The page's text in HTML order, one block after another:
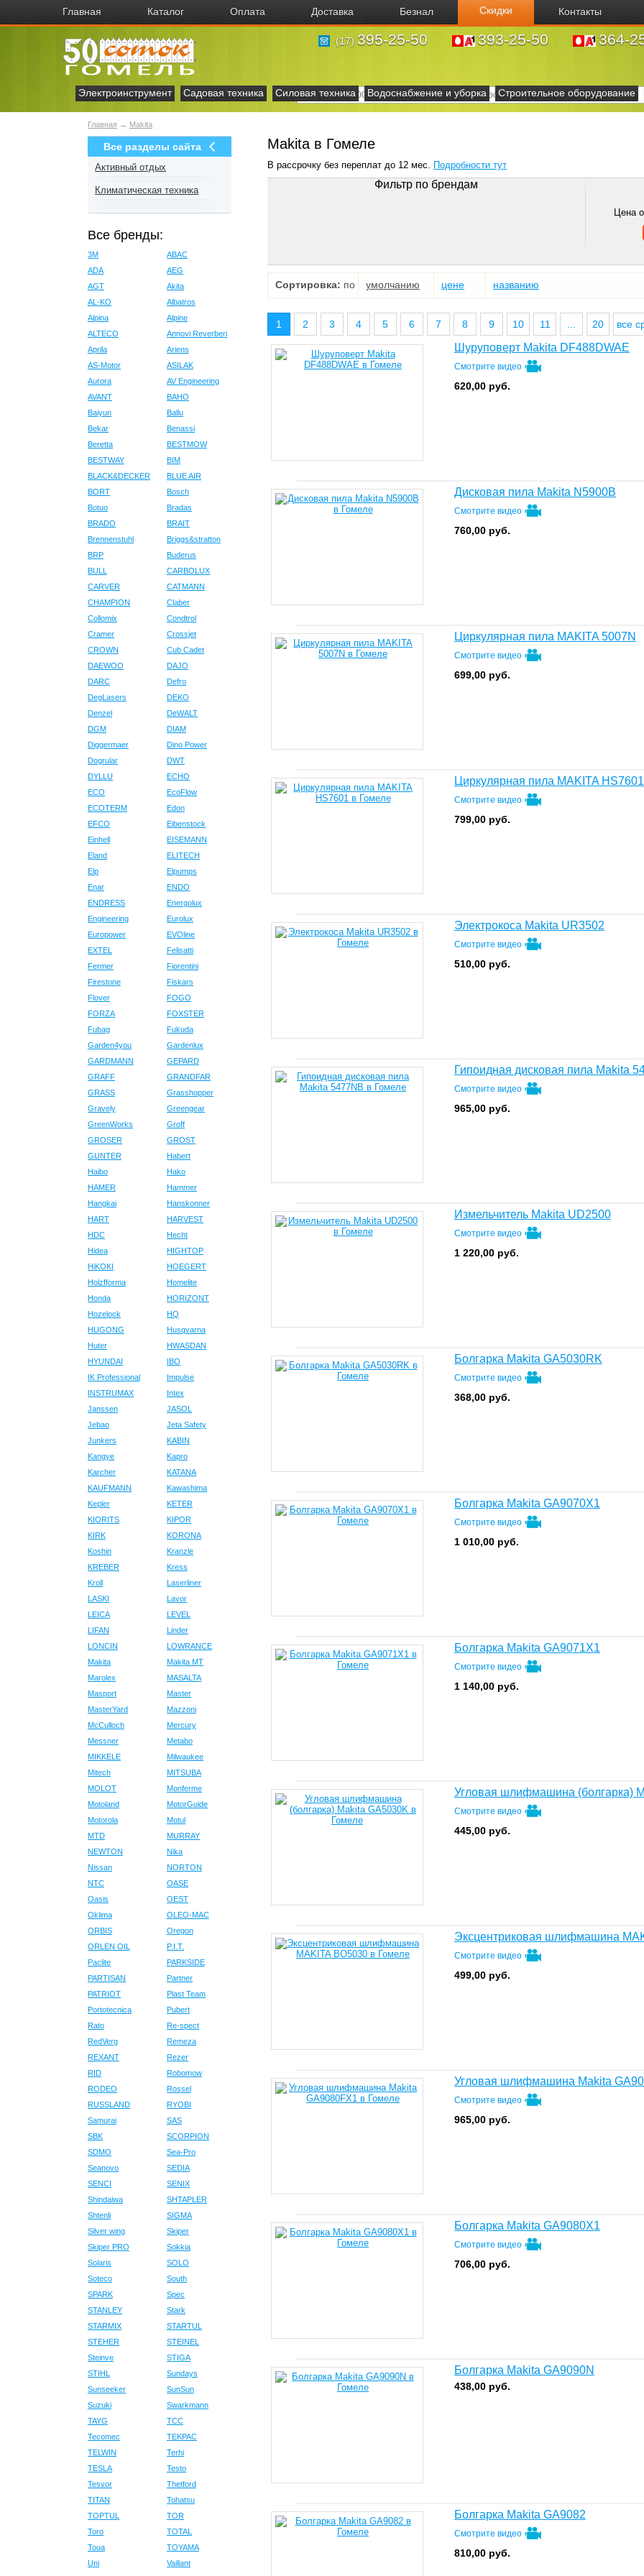
Главная Каталог Оплата Доставка Безнал Скидки Контакты
(17) 395-25-50 393-25-50 364-
Электроинструмент Садовая техника Силовая техника Водоснабжение и уборка Строительное оборудование
Главная → Makita
Все разделы сайта
Активный отдых
Климатическая техника
Все бренды:
3M
ABAC
ADA
AEG
AGT
Akita
AL-KO
Albatros
Alpina
Alpine
ALTECO
Annovi Reverberi
Aprila
Ariens
AS-Motor
ASILAK
Aurora
AV Engineering
AVANT
BAHO
Baiyun
Ballu
Bekar
Benassi
Beretta
BESTMOW
BESTWAY
BIM
BLACK&DECKER
BLUE AIR
BORT
Bosch
Botuo
Bradas
BRADO
BRAIT
Brennenstuhl
Briggs&stratton
BRP
Buderus
BULL
CARBOLUX
CARVER
CATMANN
CHAMPION
Claber
Collomix
Condtrol
Cramer
Crossjet
CROWN
Cub Cadet
DAEWOO
DAJO
DARC
Defro
DegLasers
DEKO
Denzel
DeWALT
DGM
DIAM
Diggermaer
Dino Power
Dogrular
DWT
DYLLU
ECHO
ECO
EcoFlow
ECOTERM
Edon
EFCO
Eibenstock
Einhell
EISEMANN
Eland
ELITECH
Elp
Elpumps
Enar
ENDO
ENDRESS
Energolux
Engineering
Eurolux
Europower
EVOline
EXTEL
Felisatti
Fermer
Fiorentini
Firestone
Fiskars
Flover
FOGO
FORZA
FOXSTER
Fubag
Fukuda
Garden4you
Gardenlux
GARDMANN
GEPARD
GRAFF
GRANDFAR
GRASS
Grasshopper
Gravely
Greengear
GreenWorks
Groff
GROSER
GROST
GUNTER
Habert
Haibo
Hako
HAMER
Hammer
Hangkai
Hanskonner
HART
HARVEST
HDC
Hecht
Hidea
HIGHTOP
HiKOKI
HOEGERT
Holzfforma
Homelite
Honda
HORIZONT
Hozelock
HQ
HUGONG
Husqvarna
Huter
HWASDAN
HYUNDAI
IBO
IK Professional
Impulse
INSTRUMAX
Intex
Janssen
JASOL
Jebao
Jeta Safety
Junkers
KABIN
Kangye
Kapro
Karcher
KATANA
KAUFMANN
Kawashima
Kepler
KETER
KIORITS
KIPOR
KIRK
KORONA
Koshin
Kranzle
KREBER
Kress
Kroll
Laserliner
LASKI
Lavor
LEICA
LEVEL
LIFAN
Linder
LONCIN
LOWRANCE
Makita
Makita MT
Marolex
MASALTA
Masport
Master
MasterYard
Mazzoni
McCulloch
Mercury
Messner
Metabo
MIKKELE
Milwaukee
Mitech
MITSUBA
MOLOT
Monferme
Motoland
MotorGuide
Motorola
Motul
MTD
MURRAY
NEWTON
Nika
Nissan
NORTON
NTC
OASE
Oasis
OEST
Oklima
OLEO-MAC
ORBIS
Oregon
ORLEN OIL
P.I.T.
Paclite
PARKSIDE
PARTISAN
Partner
PATRIOT
Plast Team
Portotecnica
Pubert
Rato
Re-spect
RedVerg
Remeza
REXANT
Rezer
RID
Robomow
RODEO
Rossel
RUSSLAND
RYOBI
Samurai
SAS
SBK
SCORPION
SDMO
Sea-Pro
Seanovo
SEDIA
SENCI
SENIX
Shindaiwa
SHTAPLER
Shtenli
SIGMA
Silver wing
Skiper
Skiper PRO
Sokkia
Solaris
SOLO
Soteco
South
SPARK
Spec
STANLEY
Stark
STARMIX
STARTUL
STEHER
STEINEL
Steinve
STIGA
STIHL
Sundays
Sunseeker
SunSun
Suzuki
Swarkmann
TAYG
TCC
Tecomec
TEKPAC
TELWIN
Terhi
TESLA
Testo
Tesvor
Thetford
TITAN
Tohatsu
TOPTUL
TOR
Toro
TOTAL
Toua
TOYAMA
Uni
Vaillant
Makita в Гомеле
В рассрочку без переплат до 12 мес. Подробности тут
Фильтр по брендам
Цена
Сортировка: по умолчанию цене названию
1 2 3 4 5 6 7 8 9 10 11 20 все
Шуруповерт Makita DF488DWAE
Смотрите видео
620,00 руб.
Дисковая пила Makita N5900B
Смотрите видео
760,00 руб.
Циркулярная пила MAKITA 5007N
Смотрите видео
699,00 руб.
Циркулярная пила MAKITA HS7601
Смотрите видео
799,00 руб.
Электрокоса Makita UR3502
Смотрите видео
510,00 руб.
Гипоидная дисковая пила Makita
Смотрите видео
965,00 руб.
Измельчитель Makita UD2500
Смотрите видео
1 220,00 руб.
Болгарка Makita GA5030RK
Смотрите видео
368,00 руб.
Болгарка Makita GA9070X1
Смотрите видео
1 010,00 руб.
Болгарка Makita GA9071X1
Смотрите видео
1 140,00 руб.
Угловая шлифмашина (болгарка)
Смотрите видео
445,00 руб.
Эксцентриковая шлифмашина
Смотрите видео
499,00 руб.
Угловая шлифмашина Makita
Смотрите видео
965,00 руб.
Болгарка Makita GA9080X1
Смотрите видео
706,00 руб.
Болгарка Makita GA9090N
438,00 руб.
Болгарка Makita GA9082
Смотрите видео
810,00 руб.